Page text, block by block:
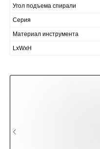
Угол подъема спирали
Серия
Материал инструмента
LxWxH